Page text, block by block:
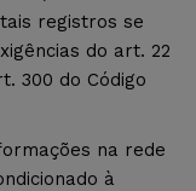
registros se
do art. 22
300 do Código
na rede
à